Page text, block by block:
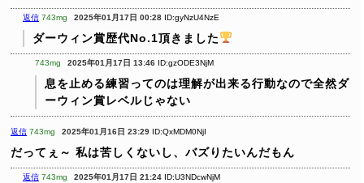
返信 743mg 2025年01月17日 00:28 ID:gyNzU4NzE
ダーウィン賞歴代No.1頂きました
743mg 2025年01月17日 13:46 ID:gzODE3NjM
息を止める練習ってのは理解が出来る行動なので全然ダ
ーウィン賞レベルじゃない
返信 743mg 2025年01月16日 23:29 ID:QxMDM0NjI
だってぇ～ 私は苦しくないし、バズりたいんだもん
返信 743mg 2025年01月17日 21:24 ID:U3NDcwNjM